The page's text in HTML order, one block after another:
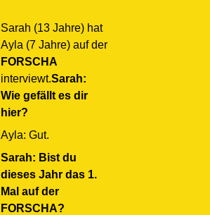
Sarah (13 Jahre) hat
Ayla (7 Jahre) auf der
FORSCHA
interviewt.Sarah:
Wie gefällt es dir
hier?
Ayla: Gut.
Sarah: Bist du
dieses Jahr das 1.
Mal auf der
FORSCHA?